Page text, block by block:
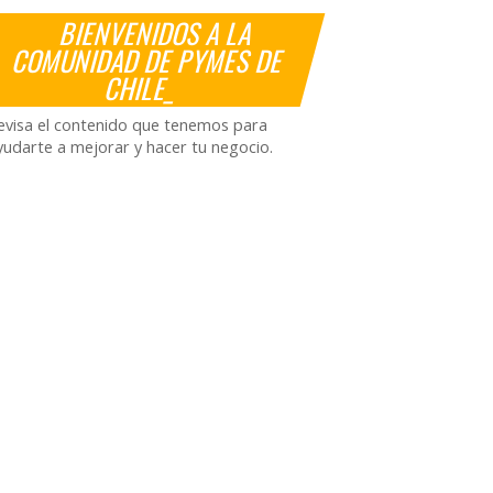
BIENVENIDOS A LA
COMUNIDAD DE PYMES DE
CHILE_
el contenido que tenemos para
a mejorar y hacer tu negocio.